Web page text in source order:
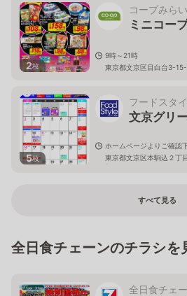
2枚
コープみらい
ミニコー
9時～21時
東京都文京区目白台3-
5枚
フードスタ
文京グリ
ホームページよりご確認
東京都文京区本駒込２丁
1
すべて見る
全日食チェーンのチラシを
全日食チェ